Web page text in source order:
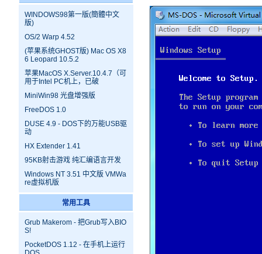
WINDOWS98第一版(簡體中文
版)
OS/2 Warp 4.52
(苹果系统GHOST版) Mac OS X8
6 Leopard 10.5.2
苹果MacOS X.Server.10.4.7（可
用于Intel PC机上，已破
MiniWin98 光盘增强版
FreeDOS 1.0
DUSE 4.9 - DOS下的万能USB驱
动
HX Extender 1.41
95KB射击游戏 纯汇编语言开发
Windows NT 3.51 中文版 VMWa
re虚拟机版
常用工具
Grub Makerom - 把Grub写入BIO
S!
PocketDOS 1.12 - 在手机上运行